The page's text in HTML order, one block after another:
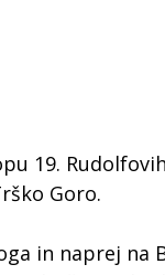
19.
Goro.
in naprej na